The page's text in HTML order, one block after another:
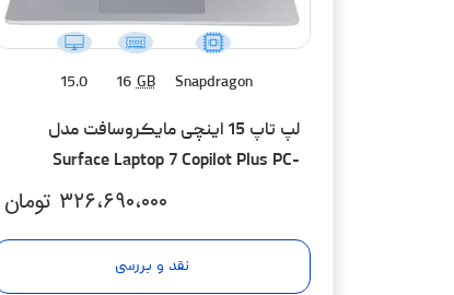
Snapdragon
16GB
15.0
لپ تاپ 15 اینچی مایکروسافت مدل
Surface Laptop 7 Copilot Plus PC-
Snapdragon X Elite-16GB LPDDR5x-
۳۲۶،۶۹۰،۰۰۰ تومان
نقد و بررسی